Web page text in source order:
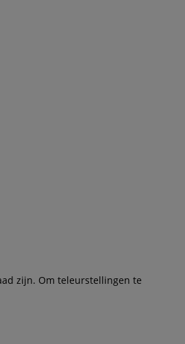
zijn. Om teleurstellingen te